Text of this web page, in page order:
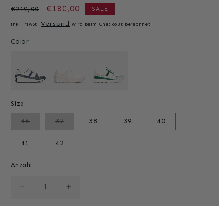
Normaler
€219,00 Verkaufspreis
€180,00 SALE
inkl. MwSt. Versand wird beim Checkout berechnet
Color
Size
36Variante
oder
verfügbar
37Variante
oder
38 39 40
41 42
Anzahl
Verringere
Erhöhe